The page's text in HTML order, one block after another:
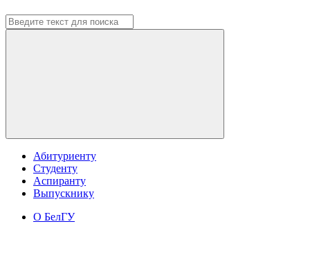
Абитуриенту
Студенту
Аспиранту
Выпускнику
О БелГУ